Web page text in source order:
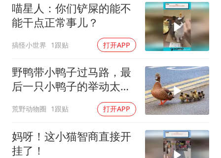
方桃子代言广告视频已下架
白海豚在海上打了个结
构建更高水平的全民健身公共服务体系
喵星人：你们铲屎的能不
能干点正常事儿？
搞怪小世界 1跟贴 打开APP
野鸭带小鸭子过马路，最
后一只小鸭子的举动太
萌，忍不住看了七八
荒野动物圈 1跟贴 打开APP
妈呀！这小猫智商直接开
挂了！